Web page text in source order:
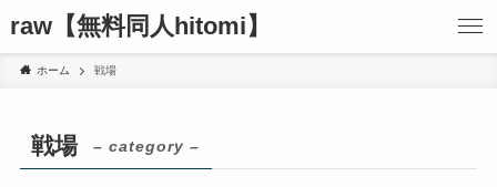
raw【無料同人hitomi】
ホーム 戦場
戦場 – category –